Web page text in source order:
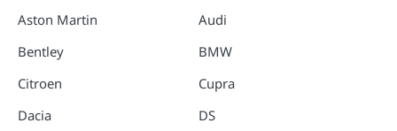
Aston Martin
Bentley
Citroen
Dacia
Audi
BMW
Cupra
DS